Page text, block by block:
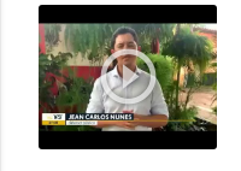
play_circle_outline